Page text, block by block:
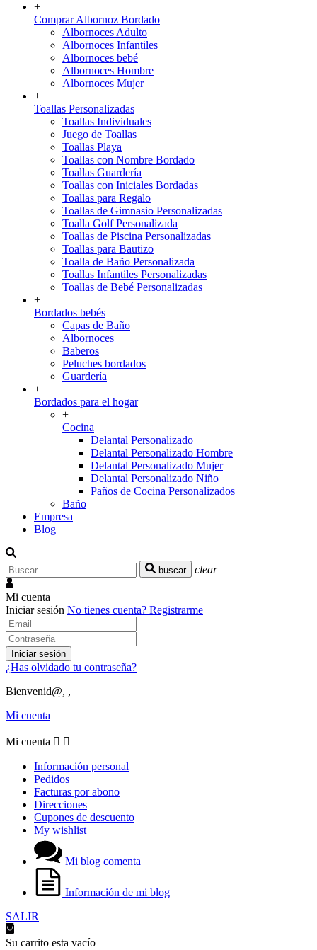
+
Comprar Albornoz Bordado
Albornoces Adulto
Albornoces Infantiles
Albornoces bebé
Albornoces Hombre
Albornoces Mujer
+
Toallas Personalizadas
Toallas Individuales
Juego de Toallas
Toallas Playa
Toallas con Nombre Bordado
Toallas Guardería
Toallas con Iniciales Bordadas
Toallas para Regalo
Toallas de Gimnasio Personalizadas
Toalla Golf Personalizada
Toallas de Piscina Personalizadas
Toallas para Bautizo
Toalla de Baño Personalizada
Toallas Infantiles Personalizadas
Toallas de Bebé Personalizadas
+
Bordados bebés
Capas de Baño
Albornoces
Baberos
Peluches bordados
Guardería
+
Bordados para el hogar
+
Cocina
Delantal Personalizado
Delantal Personalizado Hombre
Delantal Personalizado Mujer
Delantal Personalizado Niño
Paños de Cocina Personalizados
Baño
Empresa
Blog
buscar clear
Mi cuenta
Iniciar sesión No tienes cuenta? Registrarme
Iniciar sesión
¿Has olvidado tu contraseña?
Bienvenid@, ,
Mi cuenta
Mi cuenta  
Información personal
Pedidos
Facturas por abono
Direcciones
Cupones de descuento
My wishlist
Mi blog comenta
Información de mi blog
SALIR
Su carrito esta vacío